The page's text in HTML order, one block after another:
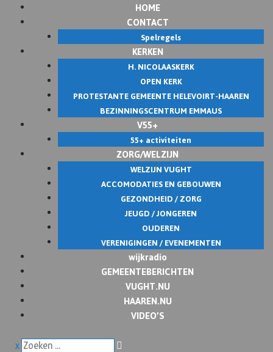
HOME
CONTACT
Spelregels
KERKEN
H. NICOLAASKERK
OPEN KERK
PROTESTANTE GEMEENTE HELEVOIRT-HAAREN
BEZINNINGSCENTRUM EMMAUS
V55+
55+ activiteiten
ZORG/WELZIJN
WELZIJN VUGHT
ACCOMODATIES EN GEBOUWEN
GEZONDHEID / ZORG
JEUGD / JONGEREN
OUDEREN
VERENIGINGEN / EVENEMENTEN
wijkradio
GEMEENTEBERICHTEN
VUGHT.NU
HAAREN.NU
VIDEO’S
x